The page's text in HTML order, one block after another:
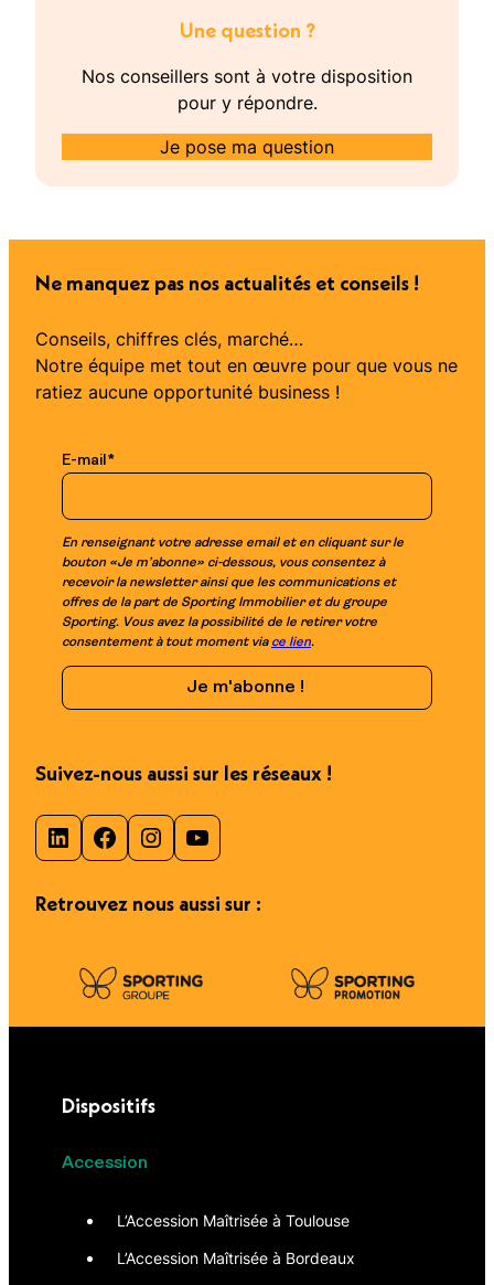
Une question ?
Nos conseillers sont à votre disposition
pour y répondre.
Je pose ma question
Ne manquez pas nos actualités et conseils !
Conseils, chiffres clés, marché…
Notre équipe met tout en œuvre pour que vous ne
ratiez aucune opportunité business !
E-mail*
En renseignant votre adresse email et en cliquant sur le
bouton «Je m’abonne» ci-dessous, vous consentez à
recevoir la newsletter ainsi que les communications et
offres de la part de Sporting Immobilier et du groupe
Sporting. Vous avez la possibilité de le retirer votre
consentement à tout moment via ce lien.
Suivez-nous aussi sur les réseaux !
LinkedIn Facebook Instagram YouTube
Retrouvez nous aussi sur :
Dispositifs
Accession
L’Accession Maîtrisée à Toulouse
L’Accession Maîtrisée à Bordeaux